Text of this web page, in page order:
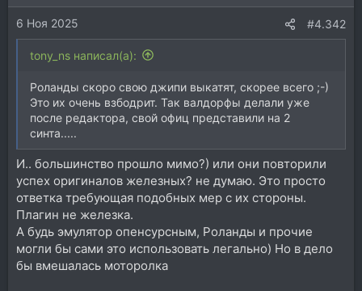
и
:6 Ноя 2025 #4.342
tony_ns написал(а):
Роланды скоро свою джипи выкатят, скорее всего ;-)
Это их очень взбодрит. Так валдорфы делали уже
после редактора, свой офиц представили на 2
синта.....
И.. большинство прошло мимо?) или они повторили
успех оригиналов железных? не думаю. Это просто
ответка требующая подобных мер с их стороны.
Плагин не железка.
А будь эмулятор опенсурсным, Роланды и прочие
могли бы сами это использовать легально) Но в дело
бы вмешалась моторолка